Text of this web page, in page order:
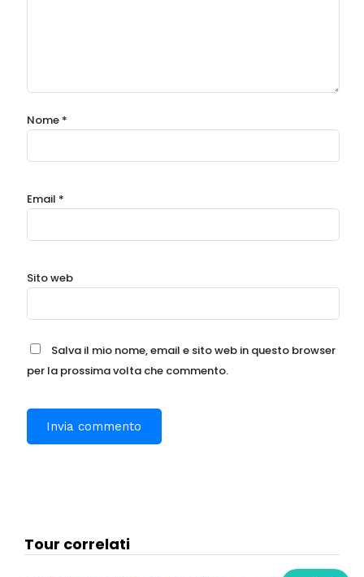
Nome *
Email *
Sito web
Salva il mio nome, email e sito web in questo browser
per la prossima volta che commento.
Tour correlati